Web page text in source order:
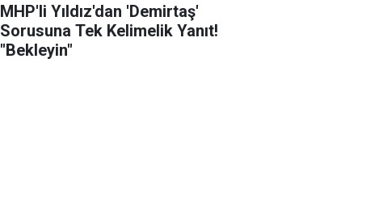
MHP'li Yıldız'dan 'Demirtaş'
Sorusuna Tek Kelimelik Yanıt!
"Bekleyin"